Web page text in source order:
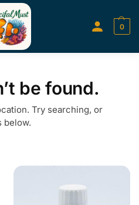
0
be found.
Try searching, or
below.